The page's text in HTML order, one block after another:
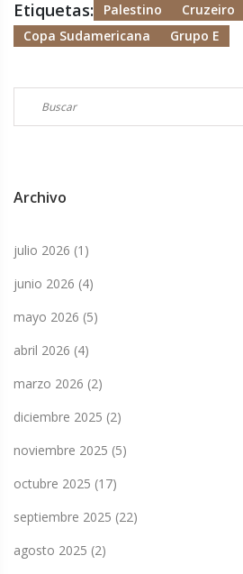
Etiquetas: Palestino
Cruzeiro
Copa Sudamericana
Grupo E
Archivo
julio 2026 (1)
junio 2026 (4)
mayo 2026 (5)
abril 2026 (4)
marzo 2026 (2)
diciembre 2025 (2)
noviembre 2025 (5)
octubre 2025 (17)
septiembre 2025 (22)
agosto 2025 (2)